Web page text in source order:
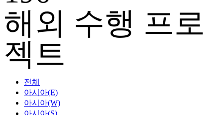
해외 수행 프로
젝트
전체
아시아(E)
아시아(W)
아시아(S)